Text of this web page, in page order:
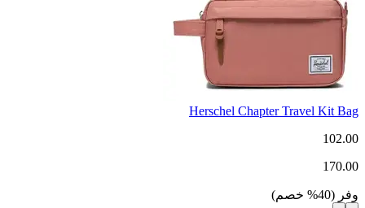
Herschel Chapter Travel Kit Bag
102.00
170.00
وفر (
40
% خصم)